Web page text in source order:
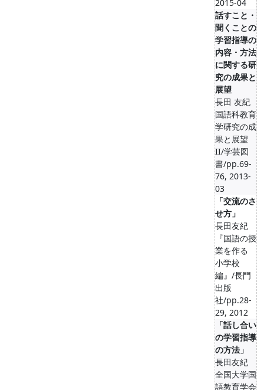
2015-04
話すこと・
聞くことの
学習指導の
内容・方法
に関する研
究の成果と
展望
長田 友紀
国語科教育
学研究の成
果と展望
II/学芸図
書/pp.69-
76, 2013-
03
「交流のさ
せ方」
長田友紀
『国語の授
業を作る
小学校
編』/長門
出版
社/pp.28-
29, 2012
「話し合い
の学習指導
の方法」
長田友紀
全国大学国
語教育学会